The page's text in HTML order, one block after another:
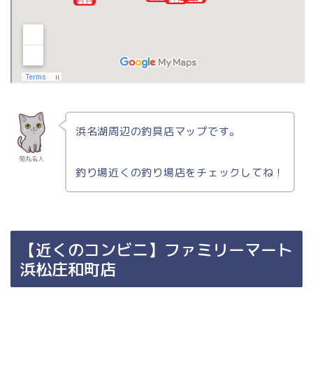
菊丸名人
浜名湖周辺の釣具店マップです。
釣り場近くの釣り場店をチェックしてね！
【近くのコンビニ】ファミリーマート
浜松庄和町店